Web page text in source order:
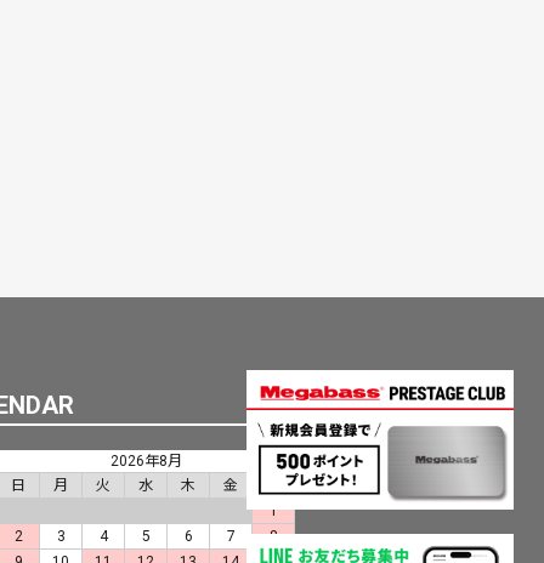
2026年8月
日
月 火 水 木 金
1
2
3 4 5 6 7
8